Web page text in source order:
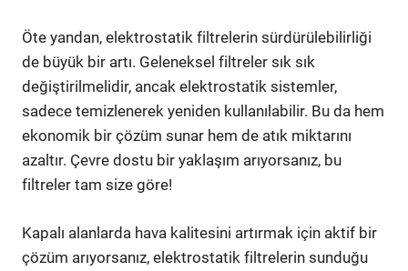
Öte yandan, elektrostatik filtrelerin sürdürülebilirliği
de büyük bir artı. Geleneksel filtreler sık sık
değiştirilmelidir, ancak elektrostatik sistemler,
sadece temizlenerek yeniden kullanılabilir. Bu da hem
ekonomik bir çözüm sunar hem de atık miktarını
azaltır. Çevre dostu bir yaklaşım arıyorsanız, bu
filtreler tam size göre!
Kapalı alanlarda hava kalitesini artırmak için aktif bir
çözüm arıyorsanız, elektrostatik filtrelerin sunduğu